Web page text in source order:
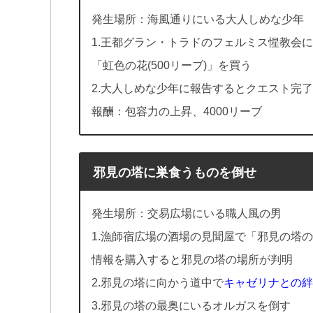
発生場所：海風通りにいる大人しめな少年
1.王都グラン・トラドのフェルミス惺教会
「虹色の花(500リーブ)」を買う
2.大人しめな少年に報告するとクエスト完了
報酬：包容力の上昇、4000リーブ
邪見の塔に巣食うものを倒せ
発生場所：交易広場にいる職人風の男
1.漁師宿広場の酒場の見聞屋で「邪見の塔
情報を購入すると邪見の塔の場所が判明
2.邪見の塔に向かう道中でキャゼリナとの
3.邪見の塔の最奥にいるオルガスを倒す